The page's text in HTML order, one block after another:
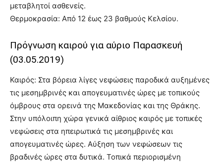
μεταβλητοί ασθενείς.
Θερμοκρασία: Από 12 έως 23 βαθμούς Κελσίου.
Πρόγνωση καιρού για αύριο Παρασκευή
(03.05.2019)
Καιρός: Στα βόρεια λίγες νεφώσεις παροδικά αυξημένες
τις μεσημβρινές και απογευματινές ώρες με τοπικούς
όμβρους στα ορεινά της Μακεδονίας και της Θράκης.
Στην υπόλοιπη χώρα γενικά αίθριος καιρός με τοπικές
νεφώσεις στα ηπειρωτικά τις μεσημβρινές και
απογευματινές ώρες. Αύξηση των νεφώσεων τις
βραδινές ώρες στα δυτικά. Τοπικά περιορισμένη